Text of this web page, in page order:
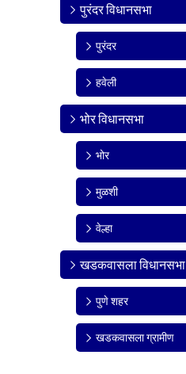
पुरंदर विधानसभा
पुरंदर
हवेली
भोर विधानसभा
भोर
मुळशी
वेल्हा
खडकवासला विधानसभा
पुणे शहर
खडकवासला ग्रामीण